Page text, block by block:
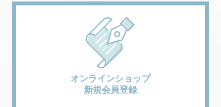
オンラインショップ
新規会員登録